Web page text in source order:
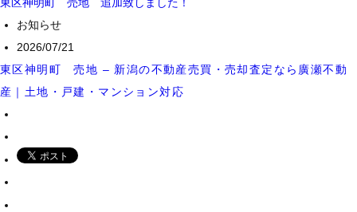
お知らせ
2026/07/21
東区神明町 売地 – 新潟の不動産売買・売却査定なら廣瀬不動
産｜土地・戸建・マンション対応